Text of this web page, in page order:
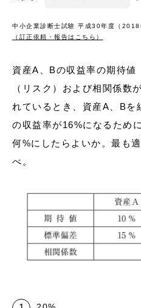
中小企業診断士試験 平成30年度（
（訂正依頼・報告はこちら）
資産A、Bの収益率の期待値
（リスク）および相関係数
れているとき、資産A、Bを
の収益率が16%になるため
何%にしたらよいか。最も
べ。